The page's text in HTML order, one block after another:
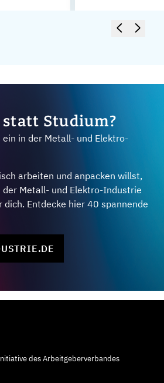
Studium?
in der Metall- und Elektro-
arbeiten und anpacken willst,
der Metall- und Elektro-Industrie
dich. Entdecke hier 40 spannende
des Arbeitgeberverbandes